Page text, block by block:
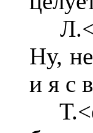
Ну,
и я с